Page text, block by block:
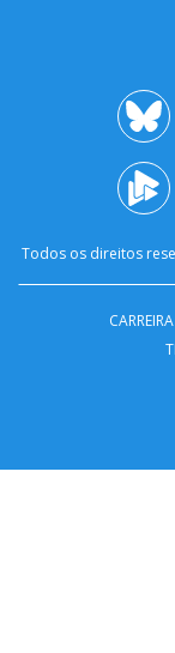
Todos os direitos
CARREIRA